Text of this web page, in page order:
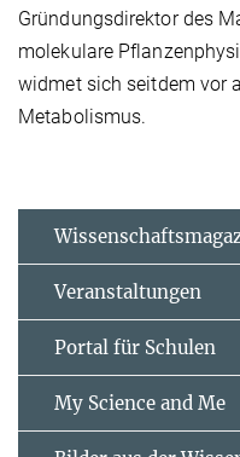
Gründungsdirektor des
molekulare
widmet sich seitdem vor
Metabolismus.
Veranstaltungen
Portal für Schulen
My Science and Me